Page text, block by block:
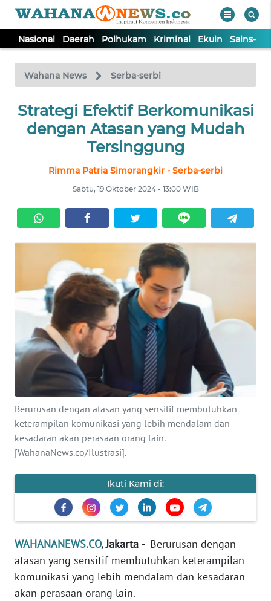
Nasional Daerah Polhukam Kriminal Ekuin Sains-
Wahana News Serba-serbi
Strategi Efektif Berkomunikasi
dengan Atasan yang Mudah
Tersinggung
Rimma Patria Simorangkir - Serba-serbi
Sabtu, 19 Oktober 2024 - 13:00 WIB
Berurusan dengan atasan yang sensitif membutuhkan
keterampilan komunikasi yang lebih mendalam dan
kesadaran akan perasaan orang lain.
[WahanaNews.co/Ilustrasi].
Ikuti Kami di:
WAHANANEWS.CO, Jakarta - Berurusan dengan
atasan yang sensitif membutuhkan keterampilan
komunikasi yang lebih mendalam dan kesadaran
akan perasaan orang lain.
TV
Tutup
NASIONAL
POLHUKAM
KRIMINAL
EKUIN
SAINS-TEKNO
KESEHATAN
INTERNASIONAL
SERBA-SERBI
PENDIDIKAN
OLAHRAGA
EDITORIAL
Informasi
INDEKS